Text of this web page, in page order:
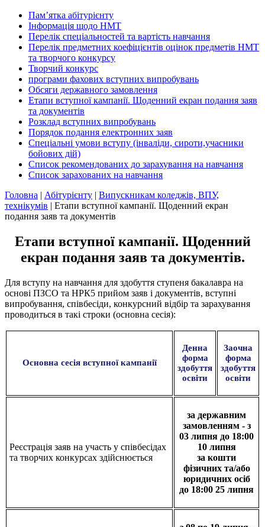
Пам’ятка абітурієнту
Інформація щодо НМТ
Перелік спеціальностей та вартість навчання
Перелік предметних коефіцієнтів оцінок предметів НМТ
та творчого конкурсу
Творчий конкурс
програми фахових вступних випробувань
Обсяги державного замовлення
Етапи вступної кампанії. Щоденний екран подання заяв
та документів
Розклад вступних випробувань
Порядок подання електронних заяв
Спеціальні умови вступу (інваліди, сироти,учасники
бойових дій)
Список рекомендованих до зарахування на навчання
Список зарахованих на навчання
Головна | Абітурієнту | Випускникам коледжів, ВПУ,
технікумів | Етапи вступної кампанії. Щоденний екран
подання заяв та документів
Етапи вступної кампанії. Щоденний
екран подання заяв та документів.
Для вступу на навчання для здобуття ступеня бакалавра на
основі ПЗСО та НРК5 прийом заяв і документів, вступні
випробування, співбесіди, конкурсний відбір та зарахування
проводиться в такі строки (основна сесія):
Основна сесія вступної кампанії
Денна
форма
здобуття
освіти
Заочна
форма
здобуття
освіти
Реєстрація заяв на участь у співбесідах
та творчих конкурсах здійснюється
за державним
замовленням - з
03 липня до 18:00
10 липня
за кошти
фізичних та/або
юридичних осіб
до 18:00 25 липня